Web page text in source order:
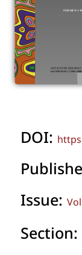
DOI:
Issue:
Section: